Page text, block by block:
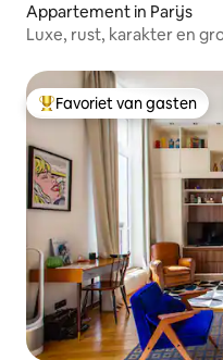
Appartement in Parijs
Luxe, rust, karakter en
Topfavoriet van gasten
Favoriet van gasten